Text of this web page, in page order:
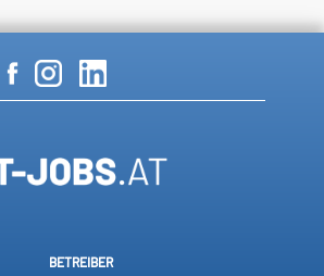
BETREIBER